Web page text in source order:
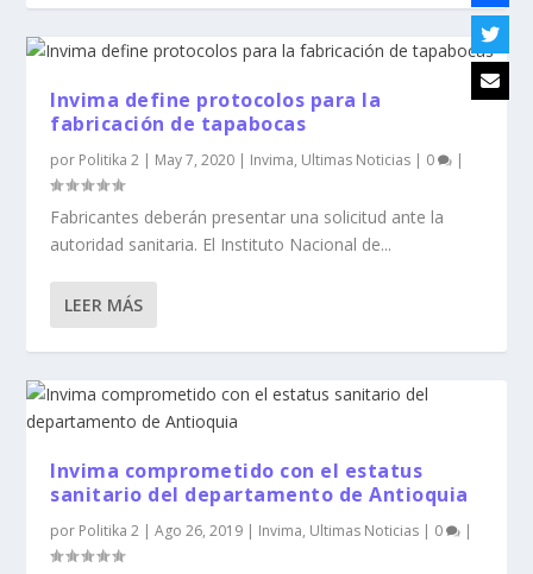
Invima define protocolos para la
fabricación de tapabocas
por Politika 2 | May 7, 2020 | Invima, Ultimas Noticias | 0 |
Fabricantes deberán presentar una solicitud ante la
autoridad sanitaria. El Instituto Nacional de...
LEER MÁS
Invima comprometido con el estatus
sanitario del departamento de Antioquia
por Politika 2 |Ago 26, 2019 | Invima, Ultimas Noticias | 0 |